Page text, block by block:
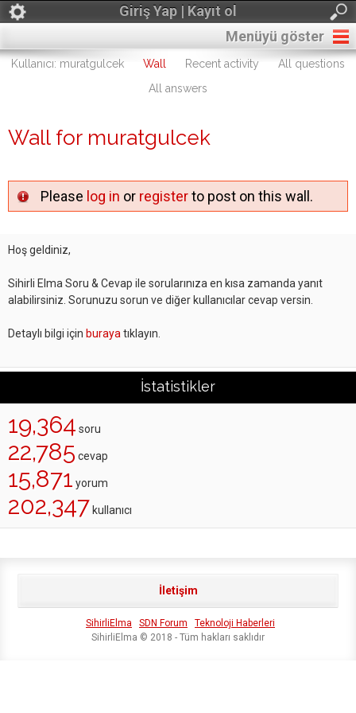
Giriş Yap | Kayıt ol
Menüyü göster
Kullanıcı: muratgulcek Wall Recent activity
All questions
All answers
Wall for muratgulcek
Please log in or registerto post on this wall.
Hoş geldiniz,
Sihirli Elma Soru & Cevap ile sorularınıza en kısa zamanda yanıt
alabilirsiniz. Sorunuzu sorun ve diğer kullanıcılar cevap versin.
Detaylı bilgi için buraya tıklayın.
İstatistikler
19,364 soru
22,785 cevap
15,871 yorum
202,347 kullanıcı
İletişim
SihirliElma SDN Forum
Teknoloji Haberleri
SihirliElma © 2018 - Tüm hakları saklıdır